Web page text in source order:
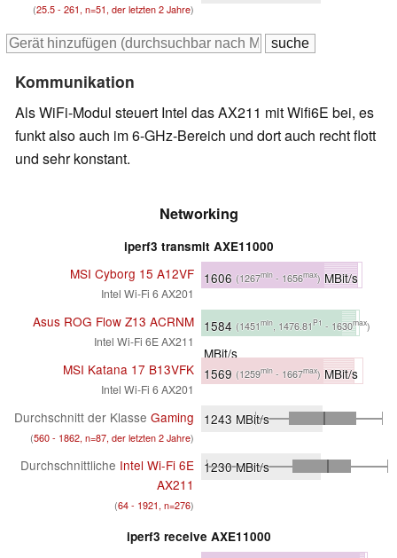
(25.5 - 261, n=51, der letzten 2 Jahre)
Kommunikation
Als WiFi-Modul steuert Intel das AX211 mit Wifi6E bei, es
funkt also auch im 6-GHz-Bereich und dort auch recht flott
und sehr konstant.
Networking
iperf3 transmit AXE11000
MSI Cyborg 15 A12VF
Intel Wi-Fi 6 AX201
1606 (1267min - 1656max) MBit/s
Asus ROG Flow Z13 ACRNM
Intel Wi-Fi 6E AX211
1584 (1451min, 1476.81P1 - 1630max)
MBit/s
MSI Katana 17 B13VFK
Intel Wi-Fi 6 AX201
1569 (1259min - 1667max) MBit/s
Durchschnitt der Klasse Gaming
(560 - 1862, n=87, der letzten 2 Jahre)
1243 MBit/s
Durchschnittliche Intel Wi-Fi 6E
AX211
(64 - 1921, n=276)
1230MBit/s
iperf3 receive AXE11000